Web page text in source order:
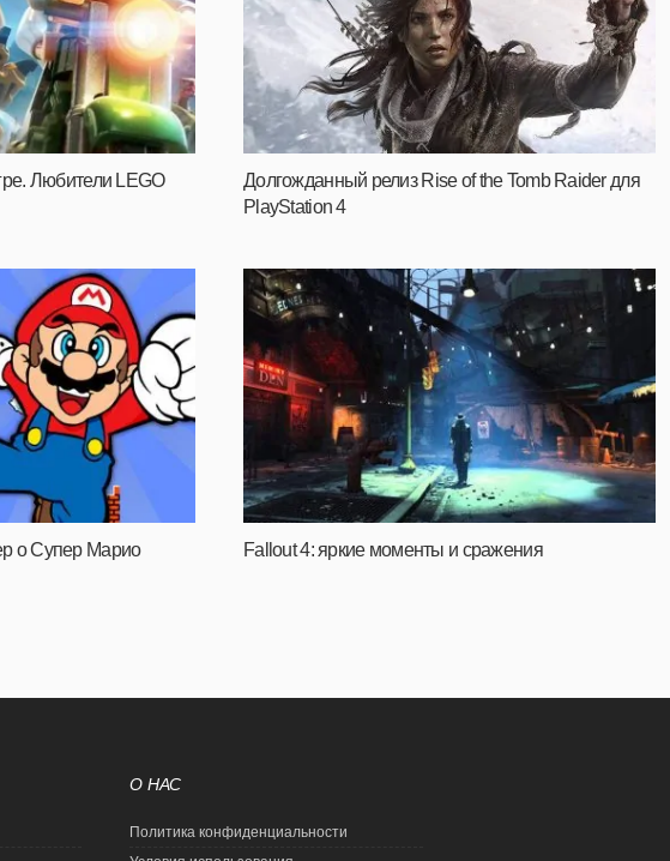
Любители LEGO
Долгожданный релиз Rise of the Tomb Raider для
PlayStation 4
о Супер Марио
Fallout 4: яркие моменты и сражения
О НАС
Политика конфиденциальности